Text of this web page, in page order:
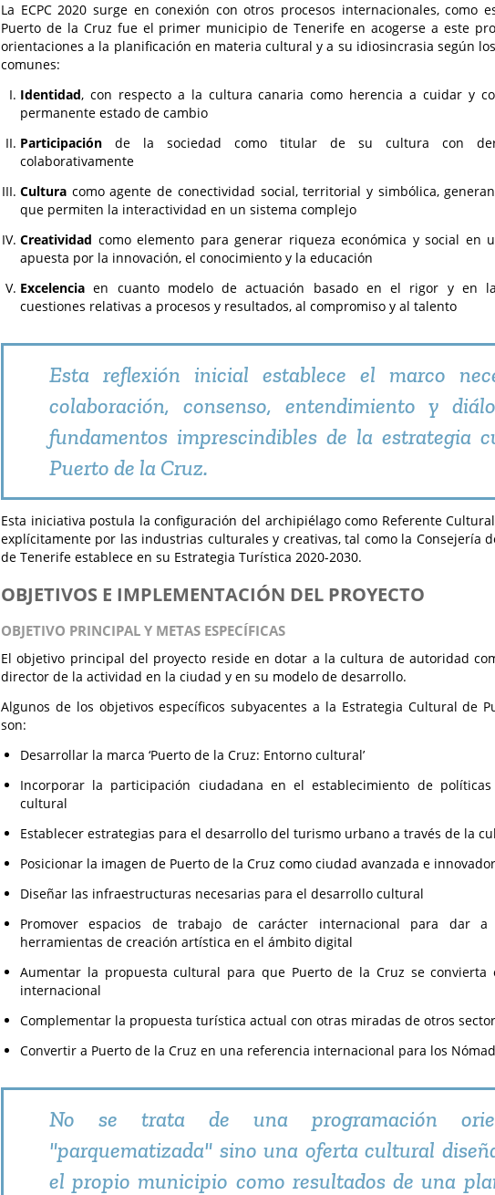
La ECPC 2020 surge en conexión con otros procesos internacionales, como
Puerto de la Cruz fue el primer municipio de Tenerife en acogerse a este
orientaciones a la planificación en materia cultural y a su idiosincrasia según
comunes:
Identidad, con respecto a la cultura canaria como herencia a cuidar y
permanente estado de cambio
Participaciónde la sociedad como titular de su cultura con
colaborativamente
Cultura como agente de conectividad social, territorial y simbólica,
que permiten la interactividad en un sistema complejo
Creatividad como elemento para generar riqueza económica y social en
apuesta por la innovación, el conocimiento y la educación
Excelenciaen cuanto modelo de actuación basado en el rigor y en
cuestiones relativas a procesos y resultados, al compromiso y al talento
Esta reflexión inicial establece el marco
colaboración, consenso, entendimiento y
fundamentos imprescindibles de la estrategia
Puerto de la Cruz.
Esta iniciativa postula la configuración del archipiélago como Referente
explícitamente por las industrias culturales y creativas, tal como la Consejería
de Tenerife establece en su Estrategia Turística 2020-2030.
OBJETIVOS E IMPLEMENTACIÓN DEL PROYECTO
OBJETIVO PRINCIPAL Y METAS ESPECÍFICAS
El objetivo principal del proyecto reside en dotar a la cultura de autoridad
director de la actividad en la ciudad y en su modelo de desarrollo.
Algunos de los objetivos específicos subyacentes a la Estrategia Cultural de
son:
Desarrollar la marca ‘Puerto de la Cruz: Entorno cultural’
Incorporar la participación ciudadana en el establecimiento de
cultural
Establecer estrategias para el desarrollo del turismo urbano a través de la
Posicionar la imagen de Puerto de la Cruz como ciudad avanzada e
Diseñar las infraestructuras necesarias para el desarrollo cultural
Promover espacios de trabajo de carácter internacional para dar a
herramientas de creación artística en el ámbito digital
Aumentar la propuesta cultural para que Puerto de la Cruz se
internacional
Complementar la propuesta turística actual con otras miradas de otros
Convertir a Puerto de la Cruz en una referencia internacional para los
No se trata de una programación
"parquematizada" sino una oferta cultural
el propio municipio como resultados de una